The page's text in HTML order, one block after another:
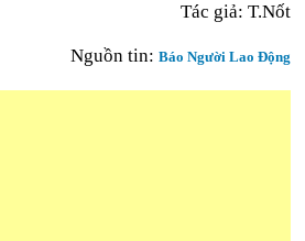
Tác giả: T.Nốt
Nguồn tin: Báo Người Lao Động